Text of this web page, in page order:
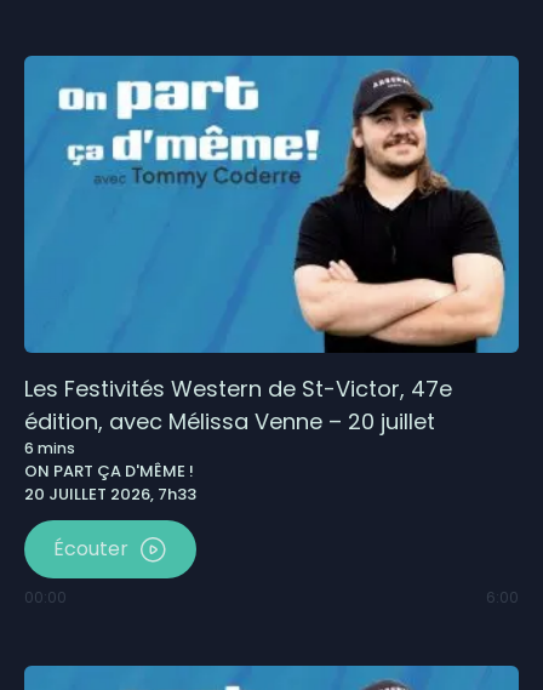
Les Festivités Western de St-Victor, 47e
édition, avec Mélissa Venne – 20 juillet
6 mins
ON PART ÇA D'MÊME !
20 JUILLET 2026, 7h33
Écouter
00:00 6:00